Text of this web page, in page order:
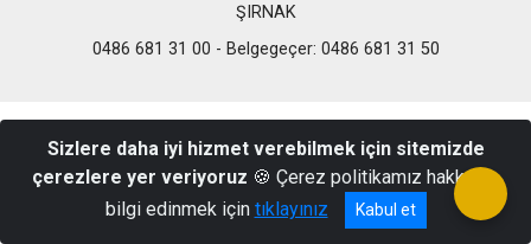
ŞIRNAK
0486 681 31 00 - Belgegeçer: 0486 681 31 50
Sizlere daha iyi hizmet verebilmek için sitemizde
çerezlere yer veriyoruz 🍪 Çerez politikamız hakkında
bilgi edinmek için tıklayınız Kabul et